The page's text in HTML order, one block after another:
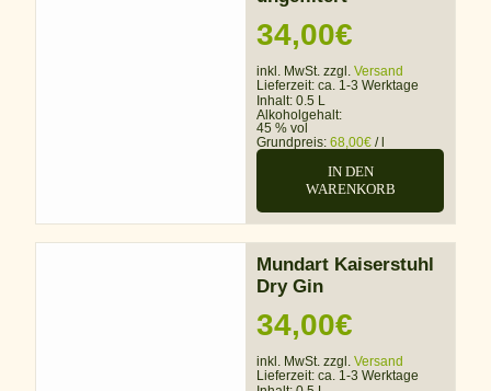
34,00€
inkl. MwSt. zzgl. Versand
Lieferzeit: ca. 1-3 Werktage
Inhalt: 0.5 L
Alkoholgehalt:
45 % vol
Grundpreis: 68,00€ /l
IN DEN
WARENKORB
Mundart Kaiserstuhl
Dry Gin
34,00€
inkl. MwSt. zzgl. Versand
Lieferzeit: ca. 1-3 Werktage